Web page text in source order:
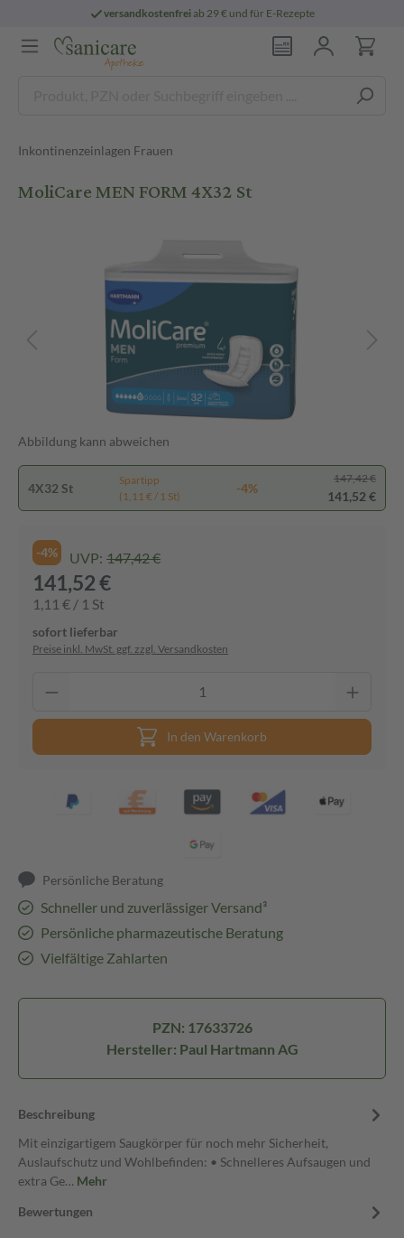
versandkostenfreiab 29 € und für E-Rezepte
Inkontinenzeinlagen Frauen
MoliCare MEN FORM 4X32 St
Abbildung kann abweichen
4X32 St
Spartipp
(1,11 € / 1 St)
-4%
147,42 €
141,52 €
-4% UVP: 147,42 €
141,52 €
1,11 € / 1 St
sofort lieferbar
Preise inkl. MwSt. ggf. zzgl. Versandkosten
In den Warenkorb
Persönliche Beratung
Schneller und zuverlässiger Versand³
Persönliche pharmazeutische Beratung
Vielfältige Zahlarten
PZN: 17633726
Hersteller: Paul Hartmann AG
Beschreibung
Mit einzigartigem Saugkörper für noch mehr Sicherheit,
Auslaufschutz und Wohlbefinden: • Schnelleres Aufsaugen und
extra Ge… Mehr
Bewertungen